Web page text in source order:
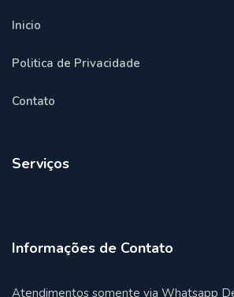
Inicio
Politica de Privacidade
Contato
Serviços
Informações de Contato
Atendimentos somente via Whatsapp